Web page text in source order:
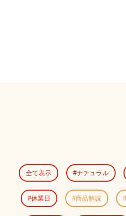
全て表示 ナチュラル
休業日 商品解説